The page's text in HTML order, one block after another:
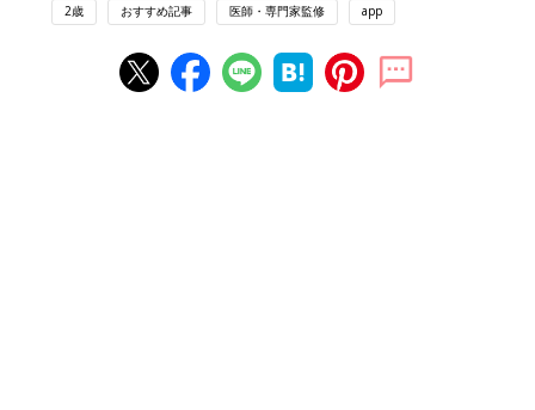
ス、アデノウイルス、ロタウイルスなどで、嘔吐、下痢、発熱な
どの症状が主なものですが、症状が強く出て脱水や
2歳 おすすめ記事 医師・専門家監修 app